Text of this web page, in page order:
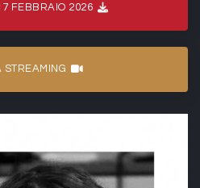
FEBBRAIO 2026
STREAMING